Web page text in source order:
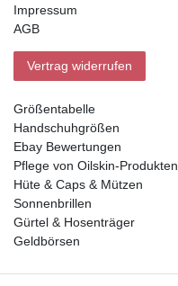
Impressum
AGB
Vertrag widerrufen
Größentabelle
Handschuhgrößen
Ebay Bewertungen
Pflege von Oilskin-Produkten
Hüte & Caps & Mützen
Sonnenbrillen
Gürtel & Hosenträger
Geldbörsen